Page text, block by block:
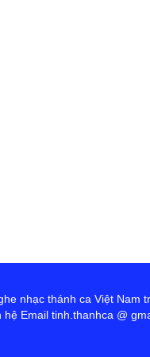
nhạc thánh ca Việt Nam
Email tinh.thanhca @